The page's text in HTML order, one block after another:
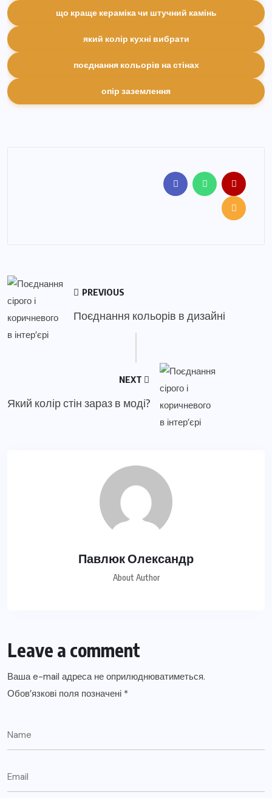
що краще кераміка чи штучний камінь
який колір кухні вибрати
поєднання кольорів на стінах
опір заземлення
PREVIOUS
Поєднання кольорів в дизайні
NEXT
Який колір стін зараз в моді?
Павлюк Олександр
About Author
Leave a comment
Ваша e-mail адреса не оприлюднюватиметься.
Обов’язкові поля позначені *